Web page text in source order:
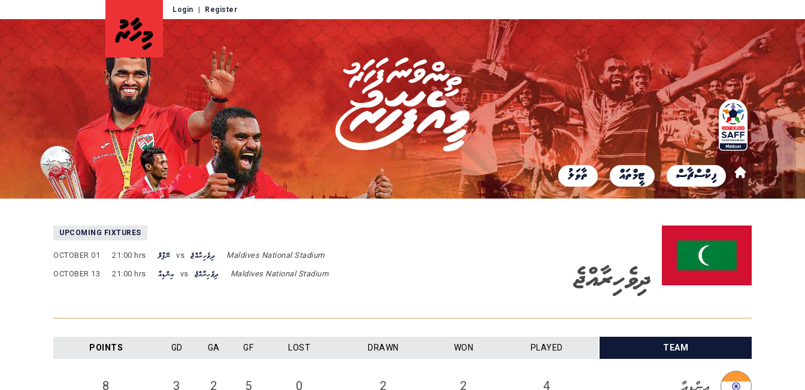
Login Register
ފިކްސްޗާސް ޓީމްތައް ތާވަލު
UPCOMING FIXTURES
OCTOBER 01 21:00 hrs ނޭޕާލް vs ދިވެހިރާއްޖެ Maldives National Stadium
OCTOBER 13 21:00 hrs އިންޑިއާ vs ދިވެހިރާއްޖެ Maldives National Stadium ދިވެހިރާއްޖެ
POINTS GD GA GF LOST DRAWN WON PLAYED TEAM
8 3 2 5 0 2 2 4